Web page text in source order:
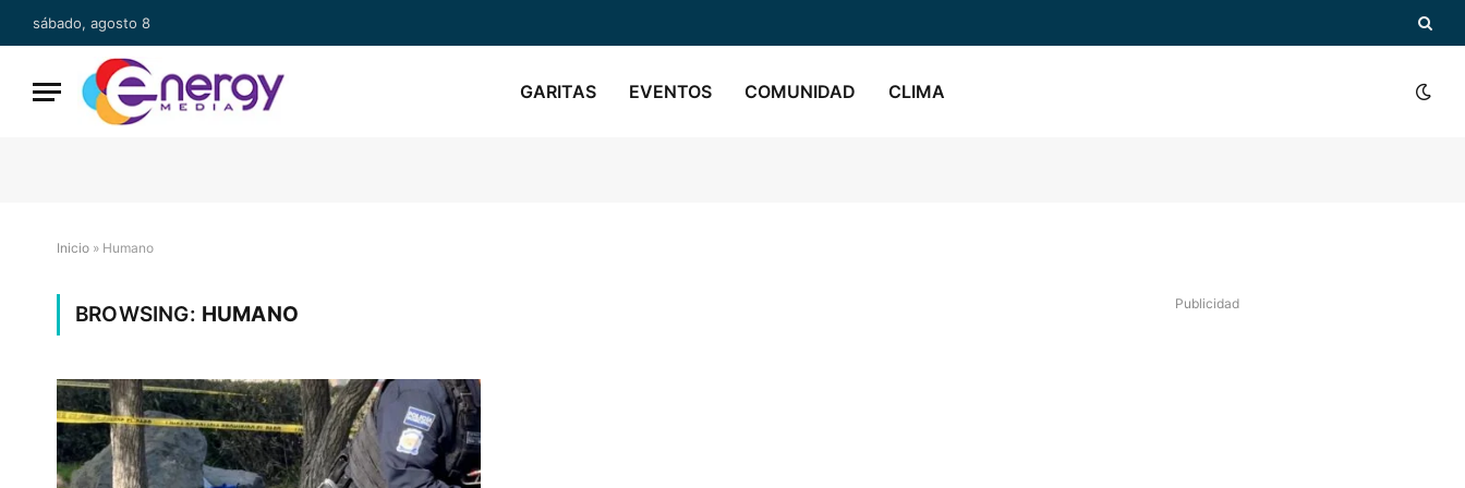
sábado, agosto 8
GARITAS EVENTOS COMUNIDAD CLIMA
Inicio » Humano
BROWSING: HUMANO Publicidad